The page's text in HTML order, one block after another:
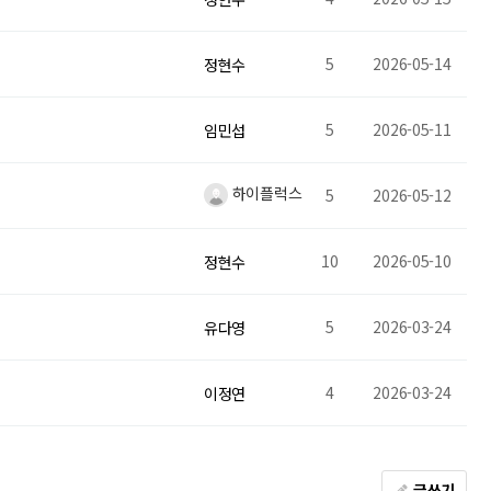
정현수 5 2026-05-14
임민섭 5 2026-05-11
하이플럭스 5 2026-05-12
정현수 10 2026-05-10
유다영 5 2026-03-24
이정연 4 2026-03-24